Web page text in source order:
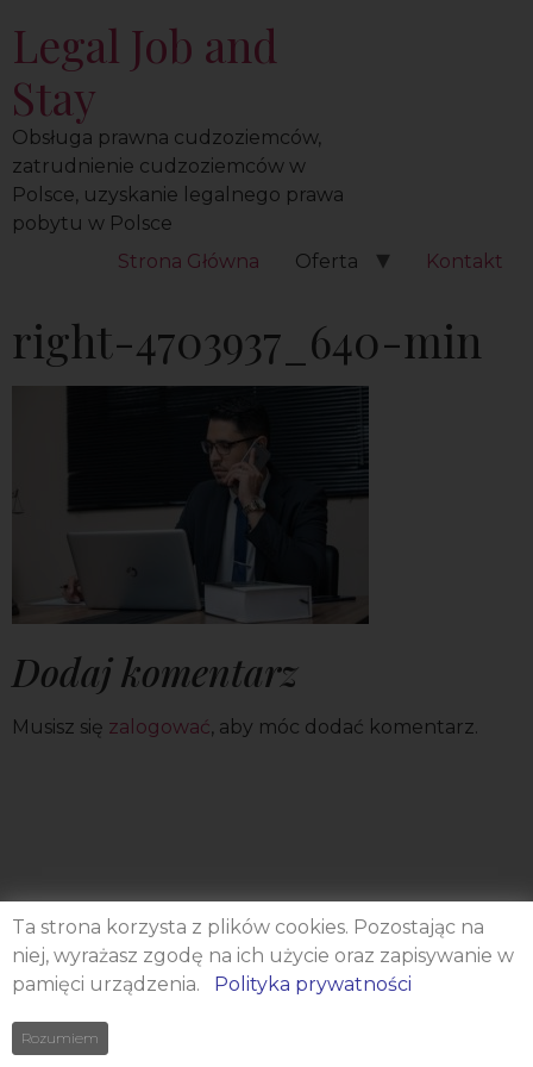
Legal Job and
Stay
Obsługa prawna cudzoziemców,
zatrudnienie cudzoziemców w
Polsce, uzyskanie legalnego prawa
pobytu w Polsce
Strona Główna
Oferta Kontakt
right-4703937_640-min
Dodaj komentarz
Musisz się zalogować, aby móc dodać komentarz.
Ta strona korzysta z plików cookies. Pozostając na
niej, wyrażasz zgodę na ich użycie oraz zapisywanie w
pamięci urządzenia. Polityka prywatności
Rozumiem